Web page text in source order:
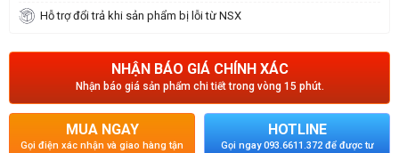
Hỗ trợ đổi trả khi sản phẩm bị lỗi từ NSX
NHẬN BÁO GIÁ CHÍNH XÁC
Nhận báo giá sản phẩm chi tiết trong vòng 15 phút.
MUA NGAY
Gọi điện xác nhận và giao hàng tận
HOTLINE
Gọi ngay 093.6611.372 để được tư